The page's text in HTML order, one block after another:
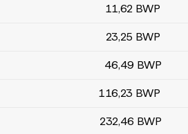
11,62 BWP
23,25 BWP
46,49 BWP
116,23 BWP
232,46 BWP